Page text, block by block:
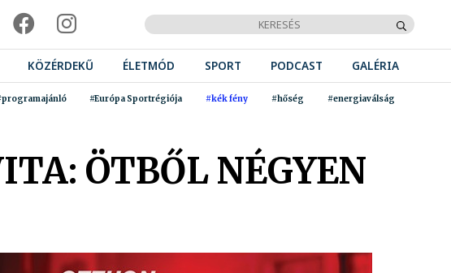
KÖZÉRDEKŰ ÉLETMÓD SPORT PODCAST GALÉRIA
#Európa Sportrégiója #kék fény #hőség #energiaválság
ÖTBŐL NÉGYEN